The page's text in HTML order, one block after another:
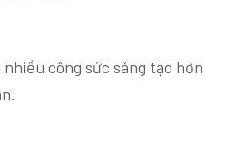
công sức sáng tạo hơn